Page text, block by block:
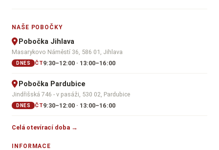
NAŠE POBOČKY
Pobočka Jihlava
Masarykovo Náměstí 36, 586 01, Jihlava
DNES ČT9:30–12:00 · 13:00–16:00
Pobočka Pardubice
Jindřišská 746 - v pasáži, 530 02, Pardubice
DNES ČT9:30–12:00 · 13:00–16:00
Celá otevírací doba →
INFORMACE